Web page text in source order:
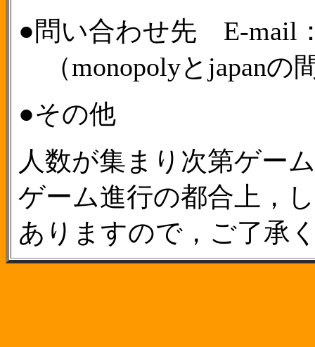
●問い合わせ先 E-mail
（monopolyとjapanの
●その他
人数が集まり次第ゲー
ゲーム進行の都合上，
ありますので，ご了承